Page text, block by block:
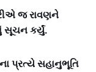
જ રાવણને
સૂચન કર્યું.
પ્રત્યે સહાનુભૂતિ